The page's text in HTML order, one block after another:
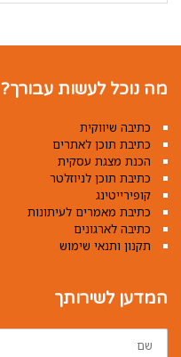
מה נוכל לעשות עבורך?
כתיבה שיווקית
כתיבת תוכן לאתרים
הכנת מצגת עסקית
כתיבת תוכן לניוזלטר
קופירייטינג
כתיבת מאמרים לעיתונות
כתיבה לארגונים
תקנון ותנאי שימוש
המדען לשירותך
שם